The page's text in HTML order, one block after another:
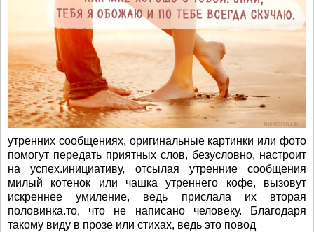
утренних сообщениях, оригинальные картинки или фото
помогут передать приятных слов, безусловно, настроит
на успех.инициативу, отсылая утренние сообщения
милый котенок или чашка утреннего кофе, вызовут
искреннее умиление, ведь прислала их вторая
половинка.то, что не написано человеку. Благодаря
такому виду в прозе или стихах, ведь это повод